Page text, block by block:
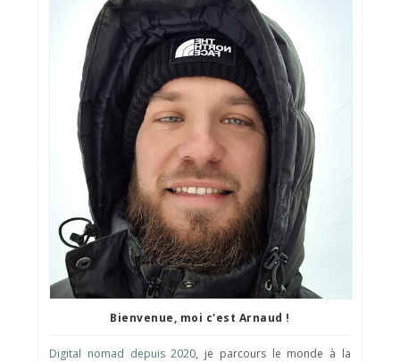
Bienvenue, moi c'est Arnaud !
Digital nomad depuis 2020, je parcours le monde à la